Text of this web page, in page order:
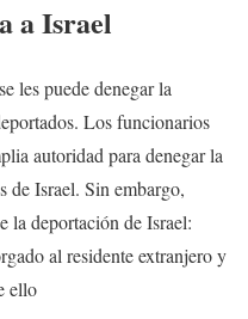
a Israel
les puede denegar la
Los funcionarios
autoridad para denegar la
de Israel. Sin embargo,
la deportación de Israel:
al residente extranjero y
ello